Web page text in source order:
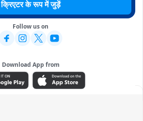
क्रिएटर के रूप में जुड़ें
Follow us on
Download App from
ADVERTISEMENT